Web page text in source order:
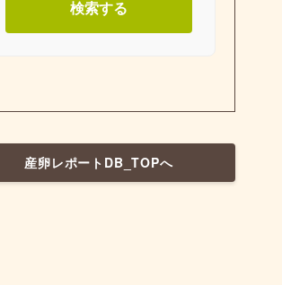
検索する
産卵レポートDB_TOPへ